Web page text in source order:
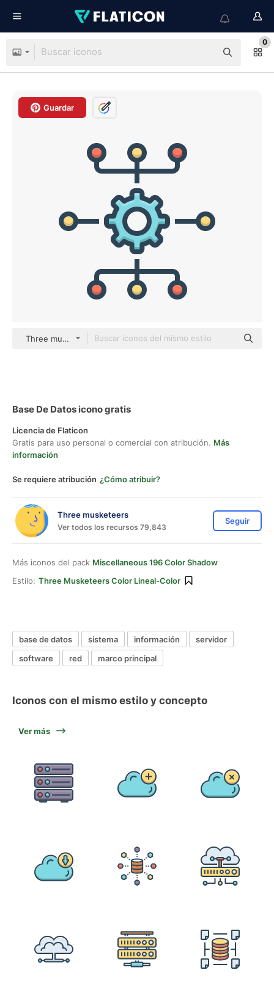
0
Guardar
Three musketeers color lineal-color
Base De Datos icono gratis
Licencia de Flaticon
Gratis para uso personal o comercial con atribución. Más
información
Se requiere atribución ¿Cómo atribuir?
Three musketeers
Ver todos los recursos 79,843
Seguir
Más iconos del pack Miscellaneous 196 Color Shadow
Estilo: Three Musketeers Color Lineal-Color
base de datos sistema información
servidor
software
red marco principal
Iconos con el mismo estilo y concepto
Ver más